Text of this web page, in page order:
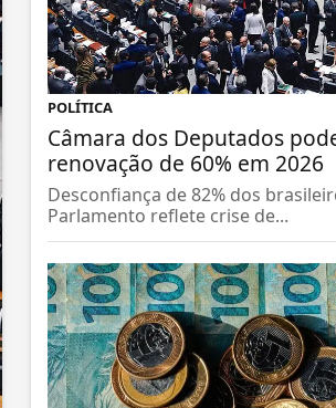
POLÍTICA
Câmara dos Deputados
renovação de 60% em 2026
Desconfiança de 82% dos
Parlamento reflete crise de...